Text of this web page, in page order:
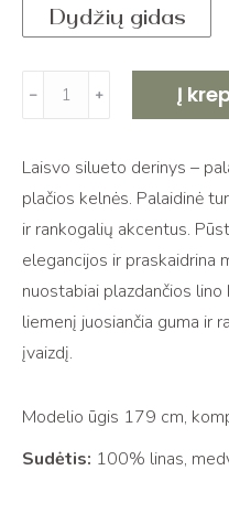
Dydžių gidas
produkto
kiekis:
palaidinės
ir
kelnių
komplektas
EIDA
dark
gray
﹣ ﹢ Į
Laisvo silueto derinys –
plačios kelnės. Palaidinė
ir rankogalių akcentus.
elegancijos ir praskaidrina
nuostabiai plazdančios
liemenį juosiančia guma ir
įvaizdį.
Modelio ūgis 179 cm,
Sudėtis: 100% linas,